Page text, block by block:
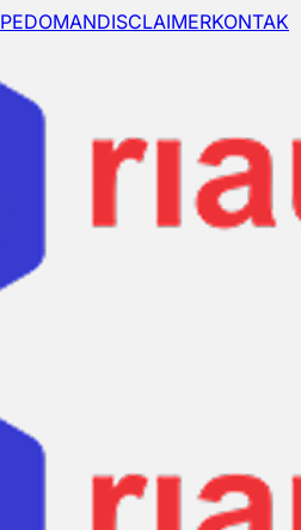
PEDOMANDISCLAIMERKONTAK